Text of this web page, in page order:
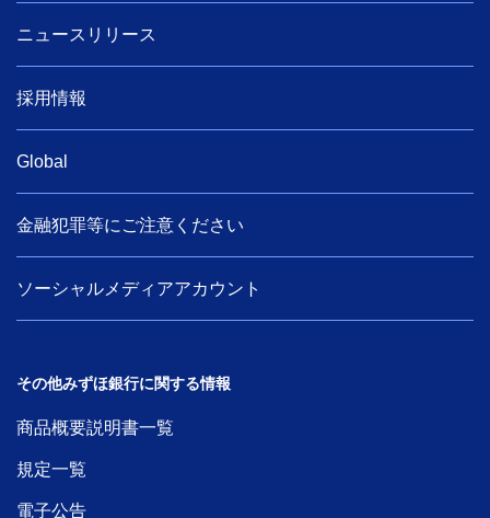
ニュースリリース
採用情報
Global
金融犯罪等にご注意ください
ソーシャルメディアアカウント
その他みずほ銀行に関する情報
商品概要説明書一覧
規定一覧
電子公告